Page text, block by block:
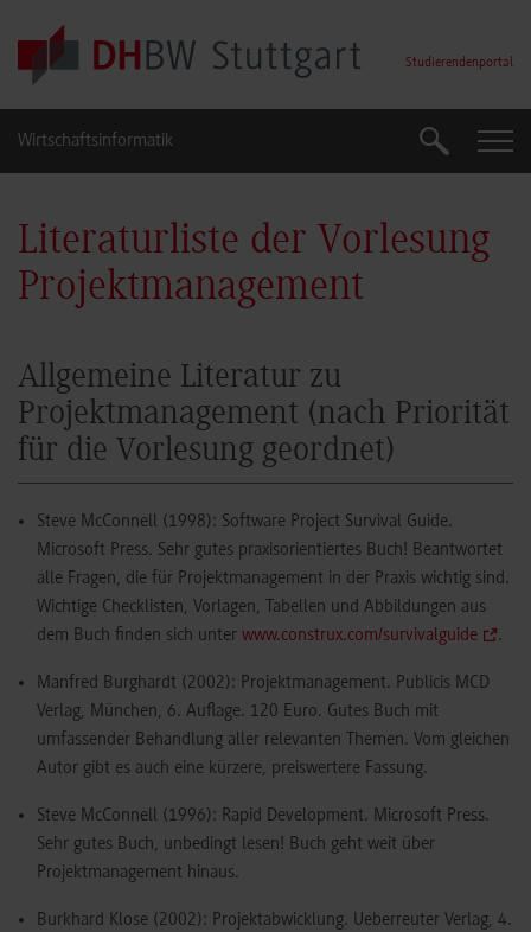
Skip to main content
Studierendenportal
Wirtschaftsinformatik Suche
Literaturliste der Vorlesung
Projektmanagement
Allgemeine Literatur zu
Projektmanagement (nach Priorität
für die Vorlesung geordnet)
Steve McConnell (1998): Software Project Survival Guide.
Microsoft Press. Sehr gutes praxisorientiertes Buch! Beantwortet
alle Fragen, die für Projektmanagement in der Praxis wichtig sind.
Wichtige Checklisten, Vorlagen, Tabellen und Abbildungen aus
dem Buch finden sich unter www.construx.com/survivalguide .
Manfred Burghardt (2002): Projektmanagement. Publicis MCD
Verlag, München, 6. Auflage. 120 Euro. Gutes Buch mit
umfassender Behandlung aller relevanten Themen. Vom gleichen
Autor gibt es auch eine kürzere, preiswertere Fassung.
Steve McConnell (1996): Rapid Development. Microsoft Press.
Sehr gutes Buch, unbedingt lesen! Buch geht weit über
Projektmanagement hinaus.
Burkhard Klose (2002): Projektabwicklung. Ueberreuter Verlag, 4.